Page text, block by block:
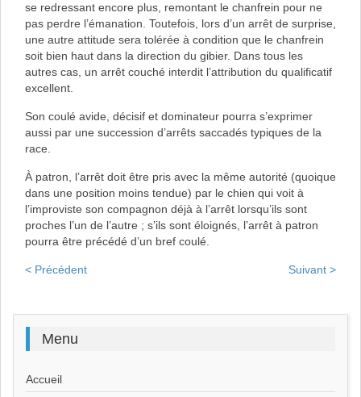
se redressant encore plus, remontant le chanfrein pour ne
pas perdre l’émanation. Toutefois, lors d’un arrêt de surprise,
une autre attitude sera tolérée à condition que le chanfrein
soit bien haut dans la direction du gibier. Dans tous les
autres cas, un arrêt couché interdit l’attribution du qualificatif
excellent.
Son coulé avide, décisif et dominateur pourra s’exprimer
aussi par une succession d’arrêts saccadés typiques de la
race.
À patron, l’arrêt doit être pris avec la même autorité (quoique
dans une position moins tendue) par le chien qui voit à
l’improviste son compagnon déjà à l’arrêt lorsqu’ils sont
proches l’un de l’autre ; s’ils sont éloignés, l’arrêt à patron
pourra être précédé d’un bref coulé.
< Précédent Suivant >
Menu
Accueil